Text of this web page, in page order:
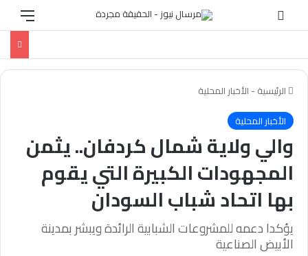
الوضع المظلم
الرئيسية - الأخبار المحلية
الأخبار المحلية
والي ولاية شمال كردفان.. يثمن
المجهودات الكبيرة التي يقوم
بها اتحاد شباب السودان
يؤكدا دعمه للمشروعات الشبابية الرائدة ويبشر بمدينة
الأبيض الصناعية